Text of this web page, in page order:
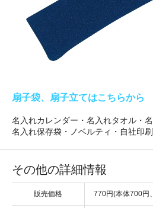
扇子袋、扇子立てはこちらから
名入れカレンダー・名入れタオル・
名入れ保存袋・ノベルティ・自社印
その他の詳細情報
販売価格 770円(本体700円